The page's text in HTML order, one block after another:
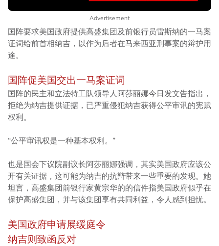
Advertisement
国阵要求美国政府提供高盛集团及前银行员雷斯纳的一马案
证词给前首相纳吉，以作为后者在马来西亚刑事案的辩护用
途。
国阵促美国交出一马案证词
国阵的民主和立法特工队领导人阿莎丽娜今日发文告指出，
拒绝为纳吉提供证据，已严重侵犯纳吉获得公平审讯的宪赋
权利。
“公平审讯权是一种基本权利。”
也是国会下议院副议长阿莎丽娜强调，其实美国政府应该公
开有关证据，这可能为纳吉的抗辩带来一些重要的发现。她
坦言，高盛集团前银行家黄宗华的的信件指美国政府似乎在
保护高盛集团，并与该集团享有共同利益，令人感到担忧。
美国政府申请展缓庭令
纳吉则致函反对